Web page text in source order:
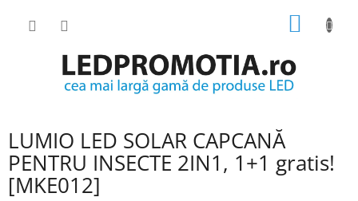
COŞ
LUMIO LED SOLAR CAPCANĂ
PENTRU INSECTE 2IN1, 1+1 gratis!
[MKE012]